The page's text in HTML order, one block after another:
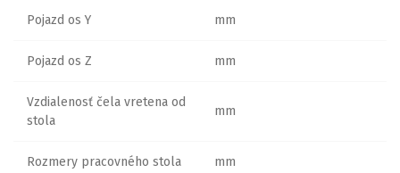
Pojazd os Y mm
Pojazd os Z mm
Vzdialenosť čela vretena od
stola
mm
Rozmery pracovného stola mm